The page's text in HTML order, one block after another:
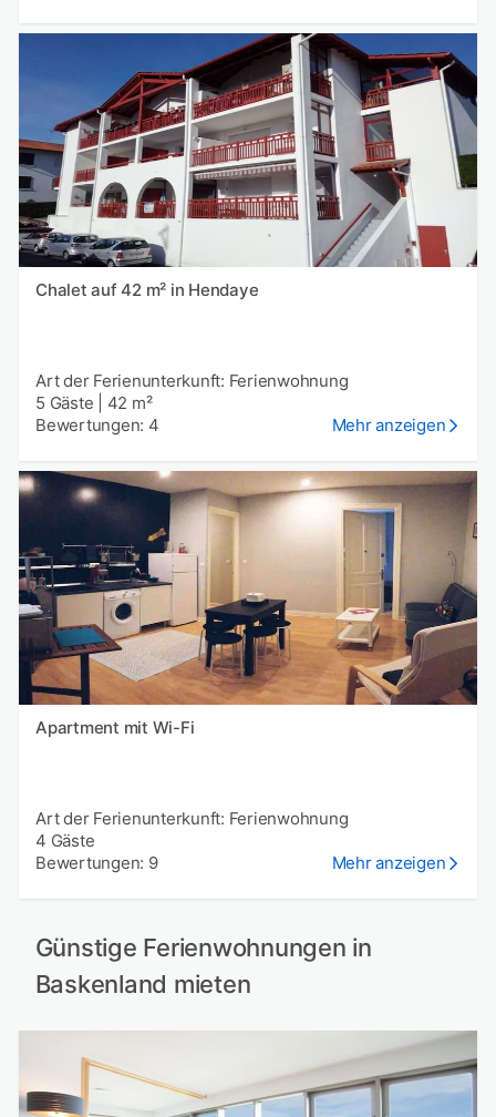
Chalet auf 42 m² in Hendaye
Art der Ferienunterkunft: Ferienwohnung
5 Gäste
42 m²
Bewertungen: 4
Mehr anzeigen
Apartment mit Wi-Fi
Art der Ferienunterkunft: Ferienwohnung
4 Gäste
Bewertungen: 9
Mehr anzeigen
Günstige Ferienwohnungen in
Baskenland mieten